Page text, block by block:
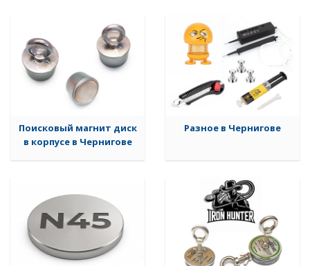
Поисковый магнит диск
в корпусе в Чернигове
Разное в Чернигове